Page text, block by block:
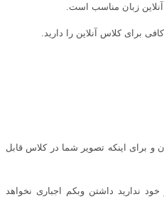
برای کلاس آنلاین را دارید.
و برای اینکه تصویر شما در کلاس قابل
خود ندارید داشتن وبکم اجباری نخواهد